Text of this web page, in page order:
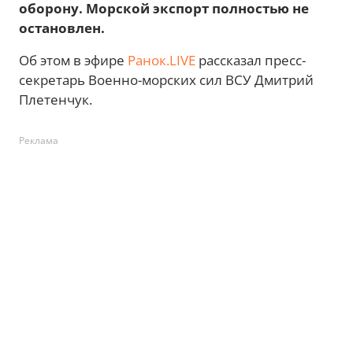
оборону. Морской экспорт полностью не
остановлен.
Об этом в эфире Ранок.LIVE рассказал пресс-
секретарь Военно-морских сил ВСУ Дмитрий
Плетенчук.
Реклама